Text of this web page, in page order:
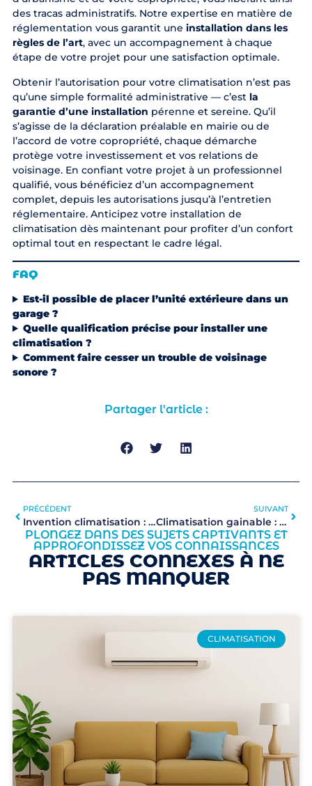
des tracas administratifs. Notre expertise en matière de
réglementation vous garantit une installation dans les
règles de l’art, avec un accompagnement à chaque
étape de votre projet pour une satisfaction optimale.
Obtenir l’autorisation pour votre climatisation n’est pas
qu’une simple formalité administrative — c’est la
garantie d’une installation pérenne et sereine. Qu’il
s’agisse de la déclaration préalable en mairie ou de
l’accord de votre copropriété, chaque démarche
protège votre investissement et vos relations de
voisinage. En confiant votre projet à un professionnel
qualifié, vous bénéficiez d’un accompagnement
complet, depuis les autorisations jusqu’à l’entretien
réglementaire. Anticipez votre installation de
climatisation dès maintenant pour profiter d’un confort
optimal tout en respectant le cadre légal.
FAQ
Est-il possible de placer l’unité extérieure dans un
garage ?
Quelle qualification précise pour installer une
climatisation ?
Comment faire cesser un trouble de voisinage
sonore ?
Partager l'article :
PRÉCÉDENT
Invention climatisation : quel pays a révolutionné le confort thermique ?
SUIVANT
Climatisation gainable : Quel budget pour 3 chambres ?
PLONGEZ DANS DES SUJETS CAPTIVANTS ET
APPROFONDISSEZ VOS CONNAISSANCES
ARTICLES CONNEXES À NE
PAS MANQUER
CLIMATISATION